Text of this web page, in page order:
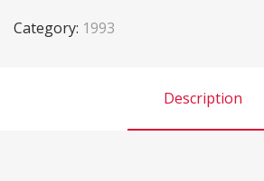
Category: 1993
Description